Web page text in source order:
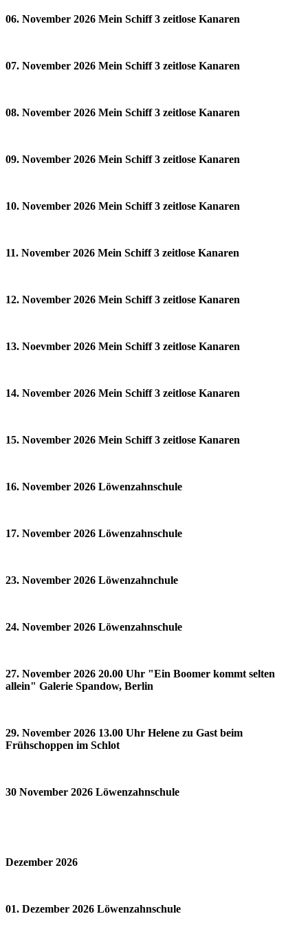
06. November 2026 Mein Schiff 3 zeitlose Kanaren
07. November 2026 Mein Schiff 3 zeitlose Kanaren
08. November 2026 Mein Schiff 3 zeitlose Kanaren
09. November 2026 Mein Schiff 3 zeitlose Kanaren
10. November 2026 Mein Schiff 3 zeitlose Kanaren
11. November 2026 Mein Schiff 3 zeitlose Kanaren
12. November 2026 Mein Schiff 3 zeitlose Kanaren
13. Noevmber 2026 Mein Schiff 3 zeitlose Kanaren
14. November 2026 Mein Schiff 3 zeitlose Kanaren
15. November 2026 Mein Schiff 3 zeitlose Kanaren
16. November 2026 Löwenzahnschule
17. November 2026 Löwenzahnschule
23. November 2026 Löwenzahnchule
24. November 2026 Löwenzahnschule
27. November 2026 20.00 Uhr "Ein Boomer kommt selten
allein" Galerie Spandow, Berlin
29. November 2026 13.00 Uhr Helene zu Gast beim
Frühschoppen im Schlot
30 November 2026 Löwenzahnschule
Dezember 2026
01. Dezember 2026 Löwenzahnschule